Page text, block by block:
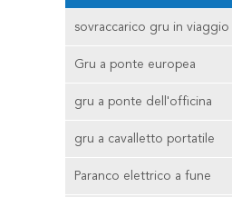
sovraccarico gru in viaggio
Gru a ponte europea
gru a ponte dell'officina
gru a cavalletto portatile
Paranco elettrico a fune